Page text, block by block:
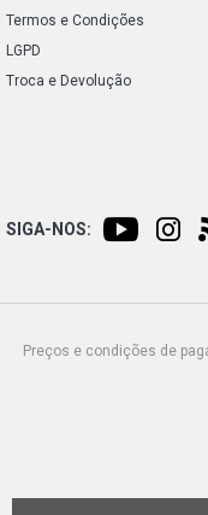
Termos e Condições
LGPD
Troca e Devolução
SIGA-NOS:
Preços e condições de